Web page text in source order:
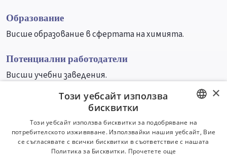
Образование
Висше образование в сфертата на химията.
Потенциални работодатели
Висши учебни заведения.
Университети Специалности
BULGARIAN
ENGLISH
×
Този уебсайт използва
бисквитки
Този уебсайт използва бисквитки за подобряване на
потребителското изживяване. Използвайки нашия уебсайт, Вие
се съгласявате с всички бисквитки в съответствие с нашата
Политика за Бисквитки. Прочетете още